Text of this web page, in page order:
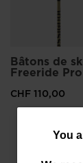
You
are
You
Bâtons de
Freeride
CHF 110,00